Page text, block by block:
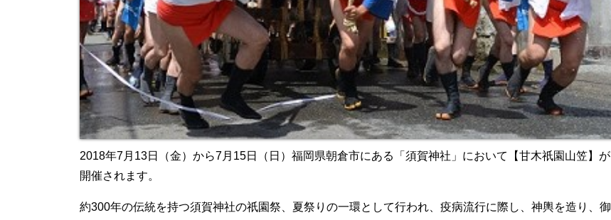
2018年7月13日（金）から7月15日（日）福岡県朝倉市にある「須賀神社」において【甘木祇園山笠】が
開催されます。
約300年の伝統を持つ須賀神社の祇園祭、夏祭りの一環として行われ、疫病流行に際し、神輿を造り、御